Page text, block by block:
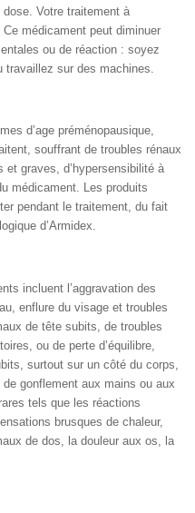
Votre traitement à
Ce médicament peut diminuer
ou de réaction : soyez
sur des machines.
d’age préménopausique,
souffrant de troubles rénaux
graves, d’hypersensibilité à
médicament. Les produits
pendant le traitement, du fait
d’Armidex.
incluent l’aggravation des
enflure du visage et troubles
de tête subits, de troubles
ou de perte d’équilibre,
surtout sur un côté du corps,
de gonflement aux mains ou aux
tels que les réactions
brusques de chaleur,
de dos, la douleur aux os, la